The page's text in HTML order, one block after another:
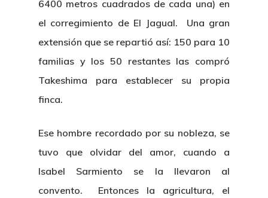
6400 metros cuadrados de cada una) en
el corregimiento de El Jagual. Una gran
extensión que se repartió así: 150 para 10
familias y los 50 restantes las compró
Takeshima para establecer su propia
finca.
Ese hombre recordado por su nobleza, se
tuvo que olvidar del amor, cuando a
Isabel Sarmiento se la llevaron al
convento. Entonces la agricultura, el